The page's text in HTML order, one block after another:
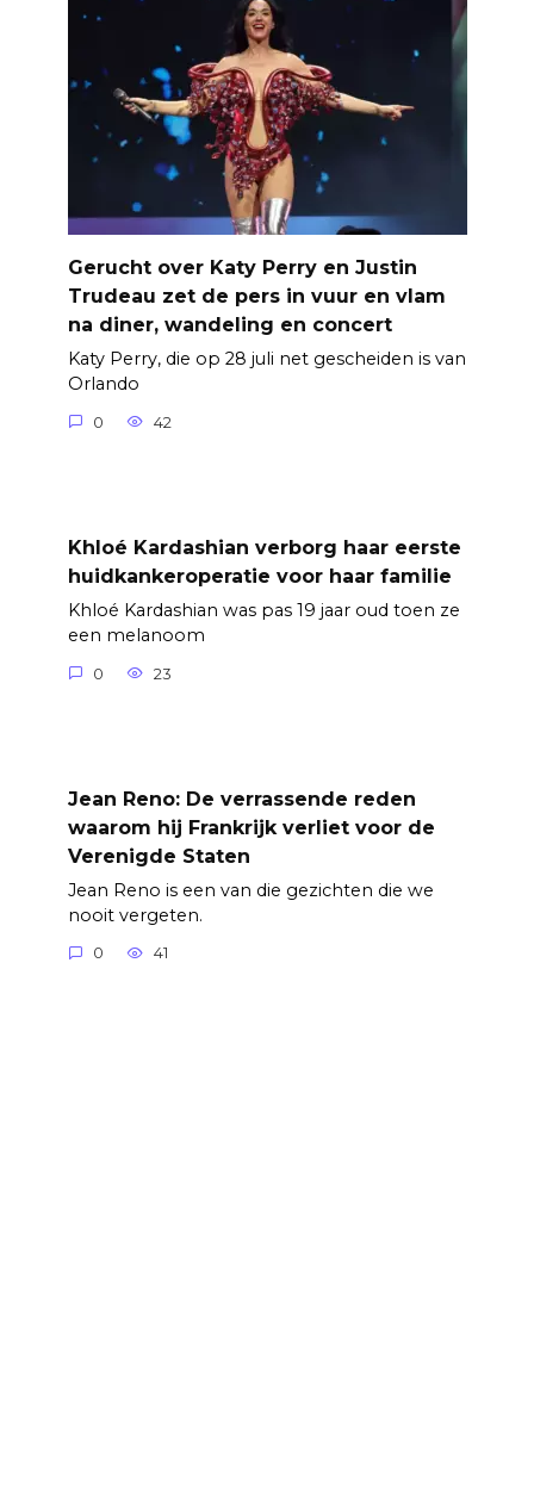
Gerucht over Katy Perry en Justin
Trudeau zet de pers in vuur en vlam
na diner, wandeling en concert
Katy Perry, die op 28 juli net gescheiden is van
Orlando
0 42
Khloé Kardashian verborg haar eerste
huidkankeroperatie voor haar familie
Khloé Kardashian was pas 19 jaar oud toen ze
een melanoom
0 23
Jean Reno: De verrassende reden
waarom hij Frankrijk verliet voor de
Verenigde Staten
Jean Reno is een van die gezichten die we
nooit vergeten.
0 41